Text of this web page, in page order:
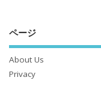
ページ
About Us
Privacy